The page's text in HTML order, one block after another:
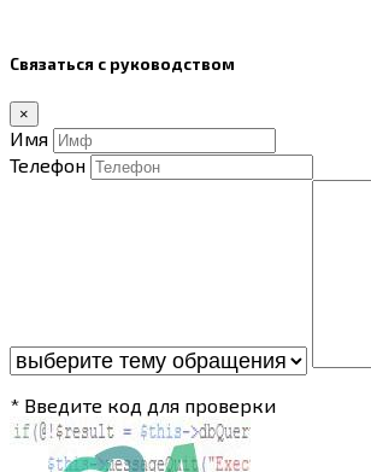
Связаться с руководством
×
Имя
Телефон
* Введите код для проверки